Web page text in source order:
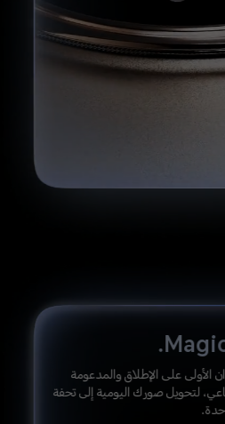
الأولى على الإطلاق والمدعومة
لتحويل صورك اليومية إلى تحفة